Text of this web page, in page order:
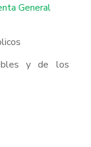
General
y de los